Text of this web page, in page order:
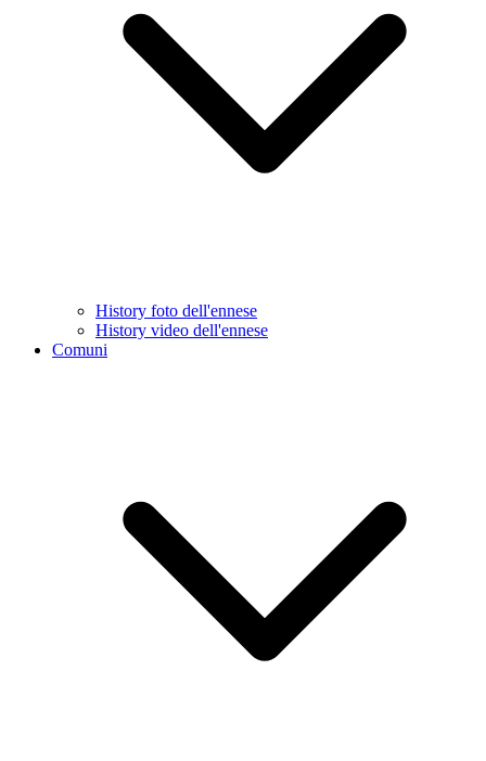
History foto dell'ennese
History video dell'ennese
Comuni